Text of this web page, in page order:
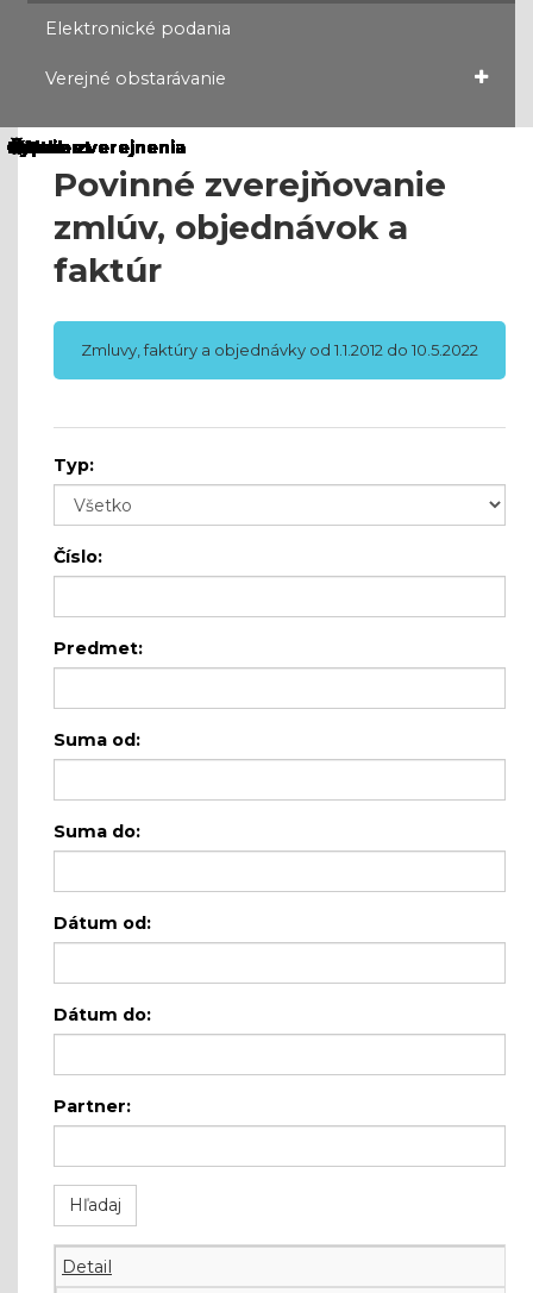
Elektronické podania
Verejné obstarávanie
Povinné zverejňovanie
zmlúv, objednávok a
faktúr
Zmluvy, faktúry a objednávky od 1.1.2012 do 10.5.2022
Typ:
Číslo:
Predmet:
Suma od:
Suma do:
Dátum od:
Dátum do:
Partner:
Detail